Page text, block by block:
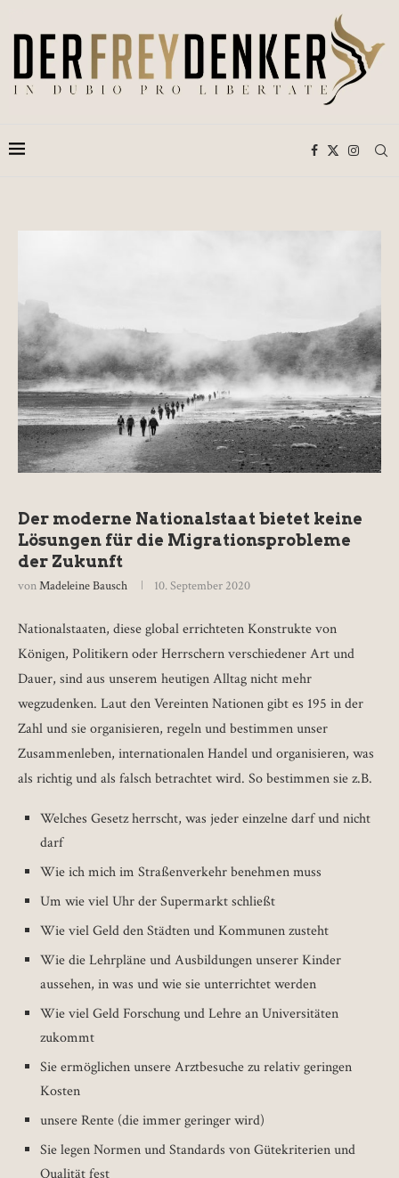
Der moderne Nationalstaat bietet keine
Lösungen für die Migrationsprobleme
der Zukunft
vonMadeleine Bausch 10. September 2020
Nationalstaaten, diese global errichteten Konstrukte von
Königen, Politikern oder Herrschern verschiedener Art und
Dauer, sind aus unserem heutigen Alltag nicht mehr
wegzudenken. Laut den Vereinten Nationen gibt es 195 in der
Zahl und sie organisieren, regeln und bestimmen unser
Zusammenleben, internationalen Handel und organisieren, was
als richtig und als falsch betrachtet wird. So bestimmen sie z.B.
Welches Gesetz herrscht, was jeder einzelne darf und nicht
darf
Wie ich mich im Straßenverkehr benehmen muss
Um wie viel Uhr der Supermarkt schließt
Wie viel Geld den Städten und Kommunen zusteht
Wie die Lehrpläne und Ausbildungen unserer Kinder
aussehen, in was und wie sie unterrichtet werden
Wie viel Geld Forschung und Lehre an Universitäten
zukommt
Sie ermöglichen unsere Arztbesuche zu relativ geringen
Kosten
unsere Rente (die immer geringer wird)
Sie legen Normen und Standards von Gütekriterien und
Qualität fest